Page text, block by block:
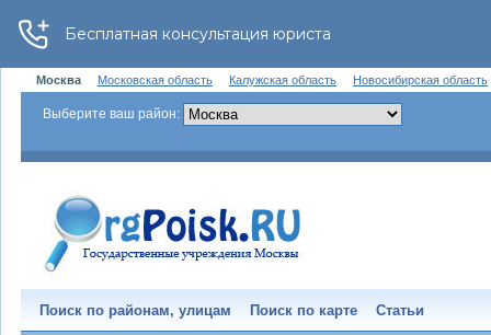
Москва Московская область Калужская область Новосибирская область
Выберите ваш район:
Поиск по районам, улицам Поиск по карте Статьи